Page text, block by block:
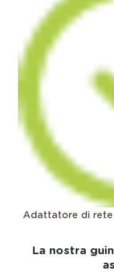
Adattatore di
La nostra